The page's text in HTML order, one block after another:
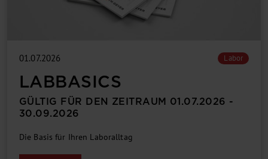
01.07.2026 Labor
LABBASICS
GÜLTIG FÜR DEN ZEITRAUM 01.07.2026 -
30.09.2026
Die Basis für Ihren Laboralltag